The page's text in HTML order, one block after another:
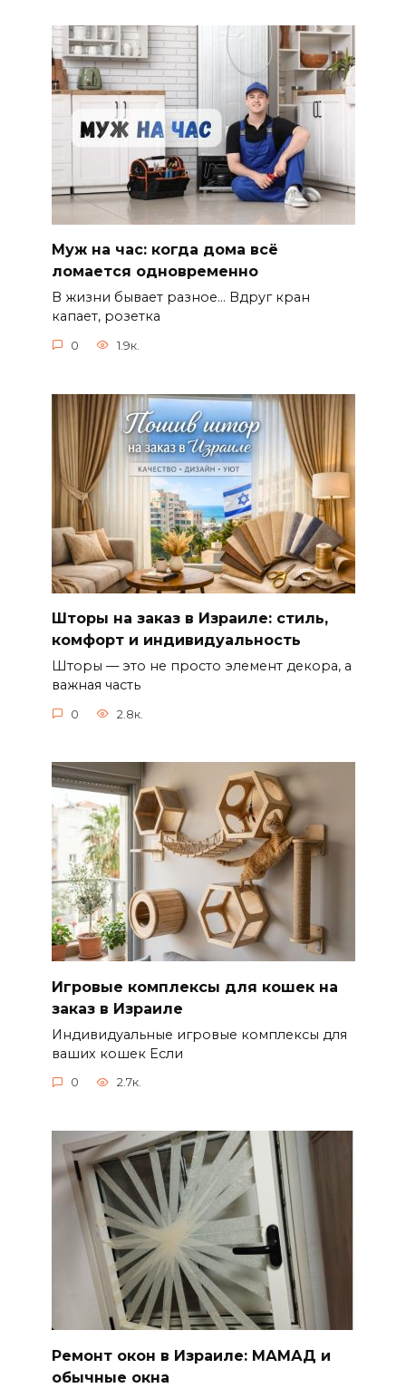
Муж на час: когда дома всё
ломается одновременно
В жизни бывает разное… Вдруг кран
капает, розетка
0 1.9к.
Шторы на заказ в Израиле: стиль,
комфорт и индивидуальность
Шторы — это не просто элемент декора, а
важная часть
0 2.8к.
Игровые комплексы для кошек на
заказ в Израиле
Индивидуальные игровые комплексы для
ваших кошек Если
0 2.7к.
Ремонт окон в Израиле: МАМАД и
обычные окна